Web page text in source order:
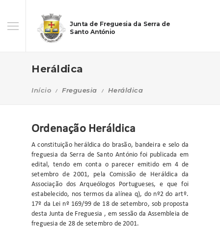
Junta de Freguesia da Serra de
Santo António
Heráldica
Início Freguesia Heráldica
Ordenação Heráldica
A constituição heráldica do brasão, bandeira e selo da
freguesia da Serra de Santo António foi publicada em
edital, tendo em conta o parecer emitido em 4 de
setembro de 2001, pela Comissão de Heráldica da
Associação dos Arqueólogos Portugueses, e que foi
estabelecido, nos termos da alínea q), do nº2 do artº.
17º da Lei nº 169/99 de 18 de setembro, sob proposta
desta Junta de Freguesia , em sessão da Assembleia de
freguesia de 28 de setembro de 2001.